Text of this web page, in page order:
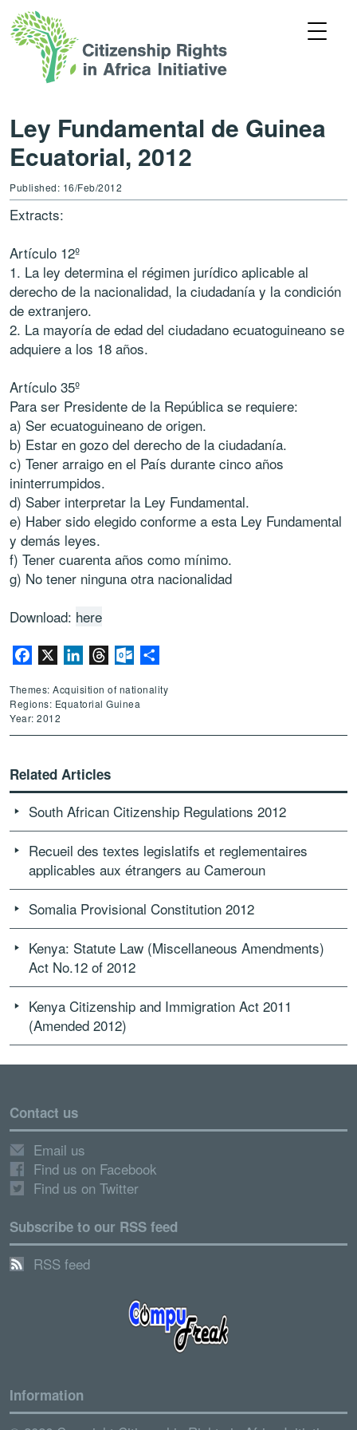
Ley Fundamental de Guinea
Ecuatorial, 2012
Published: 16/Feb/2012
Extracts:
Artículo 12º
1. La ley determina el régimen jurídico aplicable al
derecho de la nacionalidad, la ciudadanía y la condición
de extranjero.
2. La mayoría de edad del ciudadano ecuatoguineano se
adquiere a los 18 años.
Artículo 35º
Para ser Presidente de la República se requiere:
a) Ser ecuatoguineano de origen.
b) Estar en gozo del derecho de la ciudadanía.
c) Tener arraigo en el País durante cinco años
ininterrumpidos.
d) Saber interpretar la Ley Fundamental.
e) Haber sido elegido conforme a esta Ley Fundamental
y demás leyes.
f) Tener cuarenta años como mínimo.
g) No tener ninguna otra nacionalidad
Download: here
Facebook LinkedInThreadsOutlook.com
Themes: Acquisition of nationality
Regions: Equatorial Guinea
Year: 2012
Related Articles
South African Citizenship Regulations 2012
Recueil des textes legislatifs et reglementaires
applicables aux étrangers au Cameroun
Somalia Provisional Constitution 2012
Kenya: Statute Law (Miscellaneous Amendments)
Act No.12 of 2012
Kenya Citizenship and Immigration Act 2011
(Amended 2012)
Contact us
Email us
Find us on Facebook
Find us on Twitter
Subscribe to our RSS feed
RSS feed
Information